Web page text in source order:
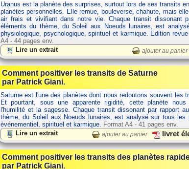
Uranus est la planète des surprises, surtout lors de ses transits
planètes personnelles. Elle remue, bouleverse, chahute, mais
air frais et vivifiant dans notre vie. Chaque transit dissonant
éléments du thème, du Soleil aux Noeuds lunaires, est
physiologique, psychologique, spirituel et karmique. Edition
A4 - 44 pages env.
Lire un extrait
ajouter au panier
Comment positiver les transits de Saturne
par Patrick Giani.
Saturne est l'une des planètes dont nous redoutons souvent les
Et pourtant, sous une apparente rigidité, cette planète nous
l'humilité et la sagesse. Chaque transit dissonant par rapport
thème, du Soleil aux Noeuds lunaires, est analysé sur tous les
événementiel, spirituel et karmique. Format A4 - 41 pages env.
Lire un extrait
ajouter au panier livret
Comment positiver les transits des planètes
par Patrick Giani.